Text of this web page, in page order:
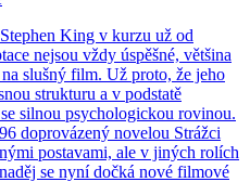
King v kurzu už od
nejsou vždy úspěšné, většina
slušný film. Už proto, že jeho
strukturu a v podstatě
silnou psychologickou rovinou.
doprovázený novelou Strážci
postavami, ale v jiných rolích
se nyní dočká nové filmové